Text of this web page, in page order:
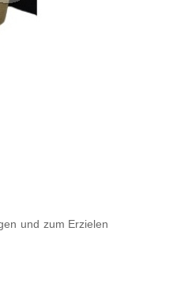
und zum Erzielen